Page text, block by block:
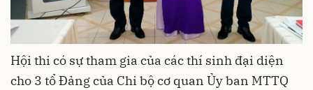
Hội thi có sự tham gia của các thí sinh đại diện
cho 3 tổ Đảng của Chi bộ cơ quan Ủy ban MTTQ